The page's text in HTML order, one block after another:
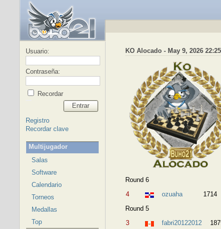
Usuario:
Contraseña:
Recordar
Entrar
Registro
Recordar clave
Multijugador
Salas
Software
Calendario
Torneos
Medallas
Top
KO Alocado - May 9, 2026 22:25
Round 6
4
ozuaha
1714
Round 5
3
fabri20122012